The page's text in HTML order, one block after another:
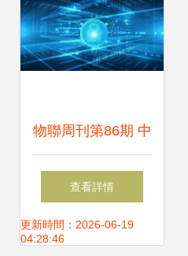
物聯周刊第86期 中
國移動物聯網連接
數破10.8億，物聯
查看詳情
更新時間：2026-06-19
04:28:46